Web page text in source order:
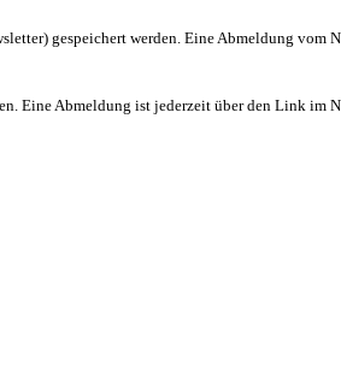
gespeichert werden. Eine Abmeldung
Eine Abmeldung ist jederzeit über den Link im